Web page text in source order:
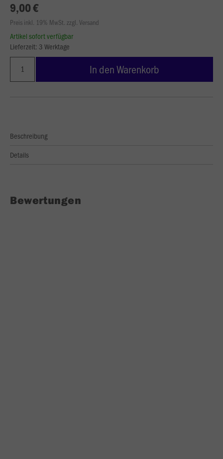
9,00 €
Preis inkl. 19% MwSt. zzgl. Versand
Artikel sofort verfügbar
Lieferzeit: 3 Werktage
In den Warenkorb
Beschreibung
Details
Bewertungen